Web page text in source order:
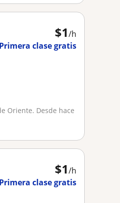
$1/h
Primera clase gratis
Oriente. Desde hace
$1/h
Primera clase gratis